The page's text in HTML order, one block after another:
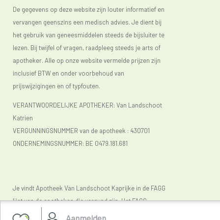
Aanmelden
Botontkalking (osteoporose)met soms rugpijn en
verhoogde kans op breuken bij vallen.
Slapeloosheid: sowieso slaap je minder diep als je
ouder wordt. Daarenboven verstoren vapeurs en het
nachtzweten je nachtrust wel eens, met als gevolg dat
je vlugger geïrriteerd raakt.
Wisselend humeur, prikkelbaarheid, gejaagdheid. Deze
hormonale veranderingen, maar zijn niet een
toe te schrijven aan het droger worden van de
slijmvliezen door daling van het vrouwelijk hormoon.
Naast een droge mond kun je ook last hebben van een
De gegevens op deze website zijn louter informatief en
vervangen geenszins een medisch advies. Je dient bij
het gebruik van geneesmiddelen steeds de bijsluiter te
lezen. Bij twijfel of vragen, raadpleeg steeds je arts of
apotheker. Alle op onze website vermelde prijzen zijn
inclusief BTW en onder voorbehoud van
prijswijzigingen en of typfouten.
VERANTWOORDELIJKE APOTHEKER: Van Landschoot
Katrien
VERGUNNINGSNUMMER van de apotheek : 430701
ONDERNEMINGSNUMMER: BE 0479.181.681
Je vindt Apotheek Van Landschoot Kaprijke in de FAGG
lijst van de apotheken die vergund zijn. Het FAGG
(www.fagg.be)controleert de wettelikheid van de